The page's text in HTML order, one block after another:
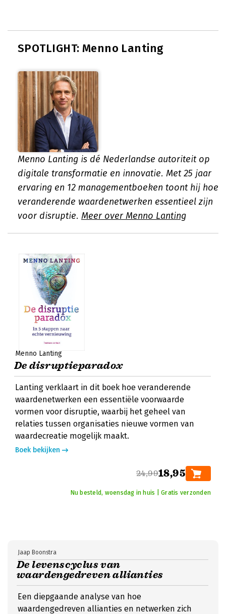
SPOTLIGHT: Menno Lanting
Menno Lanting is dé Nederlandse autoriteit op
digitale transformatie en innovatie. Met 25 jaar
ervaring en 12 managementboeken toont hij hoe
veranderende waardenetwerken essentieel zijn
voor disruptie. Meer over Menno Lanting
Menno Lanting
De disruptieparadox
Lanting verklaart in dit boek hoe veranderende
waardenetwerken een essentiële voorwaarde
vormen voor disruptie, waarbij het geheel van
relaties tussen organisaties nieuwe vormen van
waardecreatie mogelijk maakt.
Boek bekijken
24,9918,95
Nu besteld, woensdag in huis | Gratis verzonden
De levenscyclus van
waardengedreven allianties
Jaap Boonstra
Een diepgaande analyse van hoe
waardengedreven allianties en netwerken zich